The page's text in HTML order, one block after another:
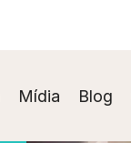
Mídia Blog